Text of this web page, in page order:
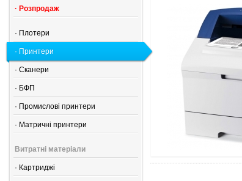
· Розпродаж
· Плотери
· Принтери
· Сканери
· БФП
· Промислові принтери
· Матричні принтери
Витратні матеріали
· Картриджі